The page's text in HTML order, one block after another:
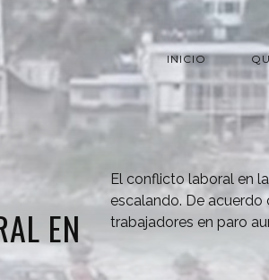
INICIO
EN
El conflicto laboral en
escalando. De
trabajadores en paro